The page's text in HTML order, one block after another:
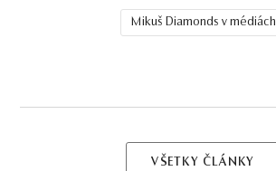
Mikuš Diamonds v médiách
VŠETKY ČLÁNKY